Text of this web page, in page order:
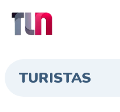
TURISTAS